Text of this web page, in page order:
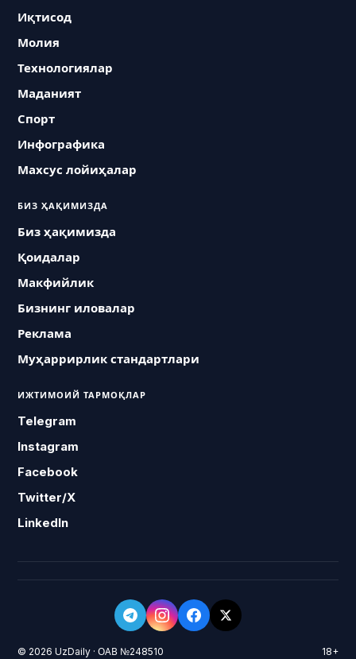
Иқтисод
Молия
Технологиялар
Маданият
Спорт
Инфографика
Махсус лойиҳалар
БИЗ ҲАҚИМИЗДА
Биз ҳақимизда
Қоидалар
Макфийлик
Бизнинг иловалар
Реклама
Муҳаррирлик стандартлари
ИЖТИМОИЙ ТАРМОҚЛАР
Telegram
Instagram
Facebook
Twitter/X
LinkedIn
© 2026 UzDaily · ОАВ №248510 18+